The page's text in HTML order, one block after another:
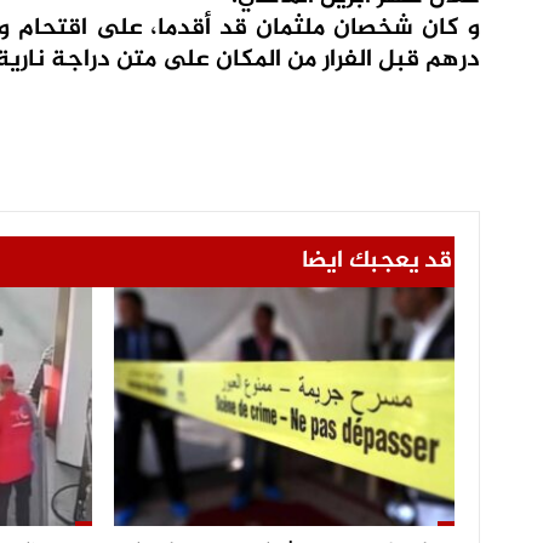
درهم قبل الفرار من المكان على متن دراجة
قد يعجبك ايضا